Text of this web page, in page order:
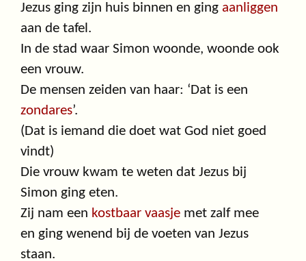
Jezus ging zijn huis binnen en ging aanliggen
aan de tafel.
In de stad waar Simon woonde, woonde ook
een vrouw.
De mensen zeiden van haar: ‘Dat is een
zondares’.
(Dat is iemand die doet wat God niet goed
vindt)
Die vrouw kwam te weten dat Jezus bij
Simon ging eten.
Zij nam een kostbaar vaasje met zalf mee
en ging wenend bij de voeten van Jezus
staan.